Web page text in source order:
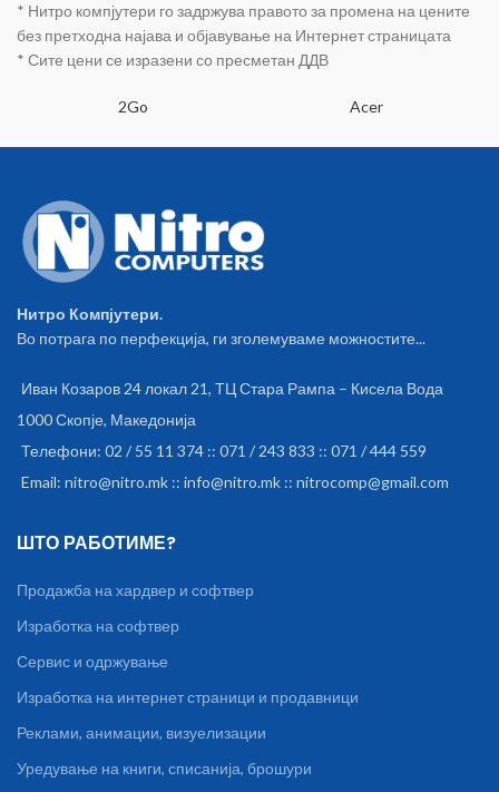
* Нитро компјутери го задржува правото за промена на цените
без претходна најава и објавување на Интернет страницата
* Сите цени се изразени со пресметан ДДВ
2Go Acer
Нитро Компјутери.
Во потрага по перфекција, ги зголемуваме можностите...
Иван Козаров 24 локал 21, ТЦ Стара Рампа – Кисела Вода
1000 Скопје, Македонија
Телефони: 02 / 55 11 374 :: 071 / 243 833 :: 071 / 444 559
Email: nitro@nitro.mk :: info@nitro.mk :: nitrocomp@gmail.com
ШТО РАБОТИМЕ?
Продажба на хардвер и софтвер
Изработка на софтвер
Сервис и одржување
Изработка на интернет страници и продавници
Реклами, анимации, визуелизации
Уредување на книги, списанија, брошури